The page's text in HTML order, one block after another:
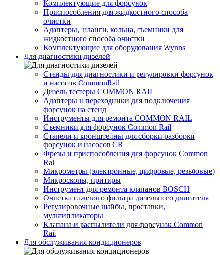
Комплектующие для форсунок
Приспособления для жидкостного способа
очистки
Адаптеры, шланги, кольца, съемники для
жидкостного способа очистки
Комплектующие для оборудования Wynns
Для диагностики дизелей
Стенды для диагностики и регулировки форсунок
и насосов CommonRail
Дизель тестеры COMMON RAIL
Адаптеры и переходники для подключения
форсунок на стенд
Инструменты для ремонта COMMON RAIL
Съемники для форсунок Common Rail
Стапели и кронштейны для сборки-разборки
форсунок и насосов CR
Фрезы и приспособления для форсунок Common
Rail
Микрометры (электронные, цифровые, резьбовые)
Микроскопы, притиры
Инструмент для ремонта клапанов BOSCH
Очистка сажевого фильтра дизельного двигателя
Регулировочные шайбы, проставки,
мультипликаторы
Клапана и распылители для форсунок Common
Rаil
Для обслуживания кондиционеров